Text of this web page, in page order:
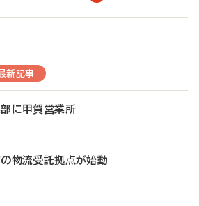
新記事
に甲賀営業所
物流受託拠点が始動